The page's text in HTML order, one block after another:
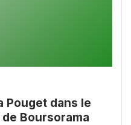
Pouget dans le
Boursorama